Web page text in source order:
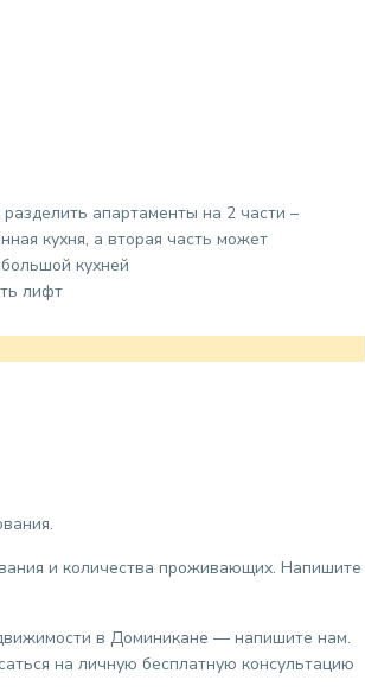
апартаменты на 2 части –
кухня, а вторая часть может
кухней
лифт
и количества проживающих. Напишите
в Доминикане — напишите нам.
на личную бесплатную консультацию